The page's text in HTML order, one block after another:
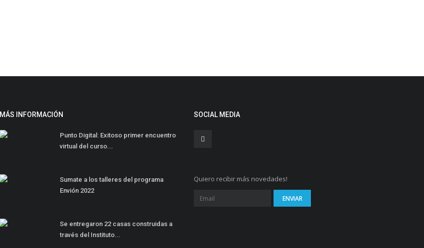
MÁS INFORMACIÓN
Punto Digital: Exitoso primer encuentro
virtual del curso...
Sumate a los talleres del programa
Envión 2022
Se entregaron 22 casas construidas a
través del Instituto...
SOCIAL MEDIA
Quiero recibir más novedades!